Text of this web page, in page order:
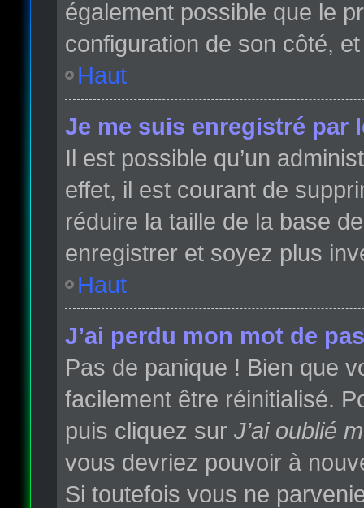
également possible que le
configuration de son côté,
Haut
Je me suis enregistré par
Il est possible qu’un
effet, il est courant de
réduire la taille de la base
enregistrer et soyez plus
Haut
J’ai perdu mon mot de
Pas de panique ! Bien que
facilement être réinitialisé.
puis cliquez sur J’ai oublié
vous devriez pouvoir à
Si toutefois vous ne